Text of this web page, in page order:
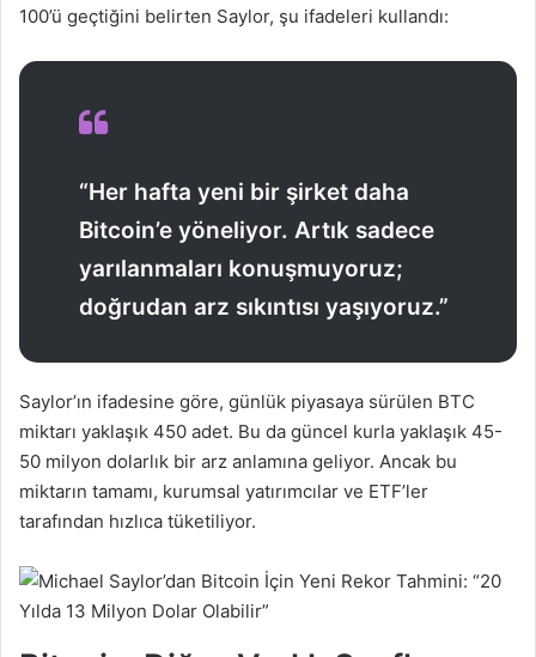
100’ü geçtiğini belirten Saylor, şu ifadeleri kullandı:
“Her hafta yeni bir şirket daha
Bitcoin’e yöneliyor. Artık sadece
yarılanmaları konuşmuyoruz;
doğrudan arz sıkıntısı yaşıyoruz.”
Saylor’ın ifadesine göre, günlük piyasaya sürülen BTC
miktarı yaklaşık 450 adet. Bu da güncel kurla yaklaşık 45-
50 milyon dolarlık bir arz anlamına geliyor. Ancak bu
miktarın tamamı, kurumsal yatırımcılar ve ETF’ler
tarafından hızlıca tüketiliyor.